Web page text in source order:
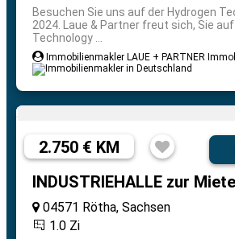
Besuchen Sie uns auf der Hydrogen
2024. Laue & Partner freut sich, Sie
Technology ...
Immobilienmakler LAUE + PARTNER
2.750 € KM
INDUSTRIEHALLE zur
04571 Rötha, Sachsen
1.0 Zi